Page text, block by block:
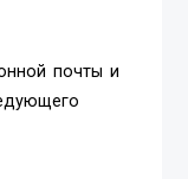
почты и